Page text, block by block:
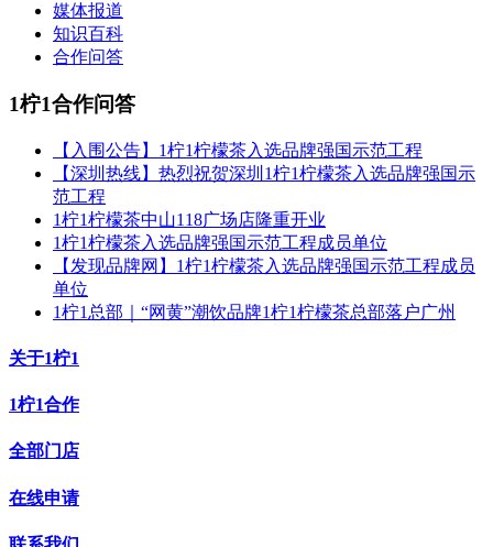
媒体报道
知识百科
合作问答
1柠1合作问答
【入围公告】1柠1柠檬茶入选品牌强国示范工程
【深圳热线】热烈祝贺深圳1柠1柠檬茶入选品牌强国示
范工程
1柠1柠檬茶中山118广场店隆重开业
1柠1柠檬茶入选品牌强国示范工程成员单位
【发现品牌网】1柠1柠檬茶入选品牌强国示范工程成员
单位
1柠1总部｜“网黄”潮饮品牌1柠1柠檬茶总部落户广州
关于1柠1
1柠1合作
全部门店
在线申请